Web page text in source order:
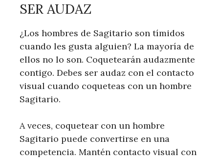
SER AUDAZ
¿Los hombres de Sagitario son tímidos
cuando les gusta alguien? La mayoría de
ellos no lo son. Coquetearán audazmente
contigo. Debes ser audaz con el contacto
visual cuando coqueteas con un hombre
Sagitario.
A veces, coquetear con un hombre
Sagitario puede convertirse en una
competencia. Mantén contacto visual con